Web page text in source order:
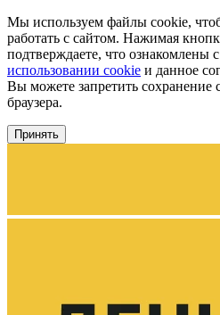
Мы используем файлы cookie,
работать с сайтом. Нажимая
подтверждаете, что ознакомлены с
использовании cookie и данное
Вы можете запретить сохранение
браузера.
Принять